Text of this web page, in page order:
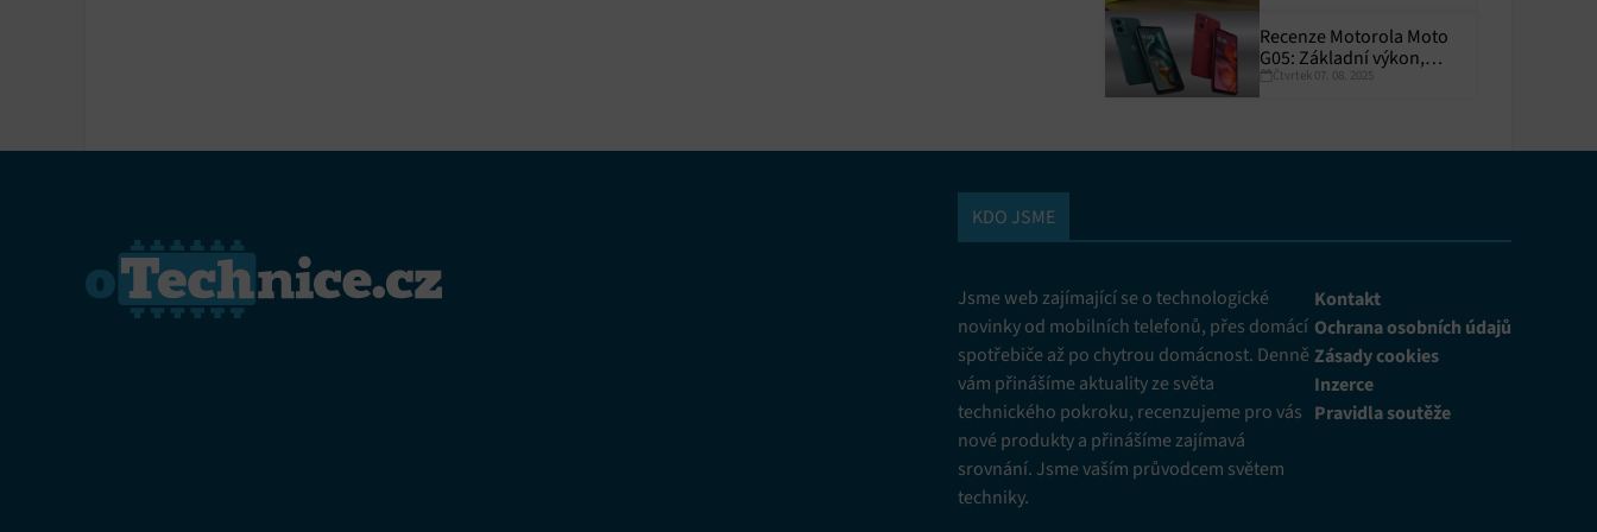
Recenze Motorola Moto
G05: Základní výkon,
skvělá výdrž
Čtvrtek 07. 08. 2025
KDO JSME
Jsme web zajímající se o technologické
novinky od mobilních telefonů, přes domácí
spotřebiče až po chytrou domácnost. Denně
vám přinášíme aktuality ze světa
technického pokroku, recenzujeme pro vás
nové produkty a přinášíme zajímavá
srovnání. Jsme vaším průvodcem světem
techniky.
Kontakt
Ochrana osobních údajů
Zásady cookies
Inzerce
Pravidla soutěže